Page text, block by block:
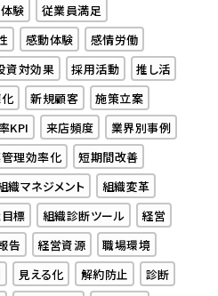
験
従業員満足
感動体験
感情労働
資対効果 採用活動
推し活
新規顧客
施策立案
KPI 来店頻度
業界別事例
理効率化
短期間改善
織マネジメント
組織変革
標 組織診断ツール
経営
告 経営資源
職場環境
見える化 解約防止
診断